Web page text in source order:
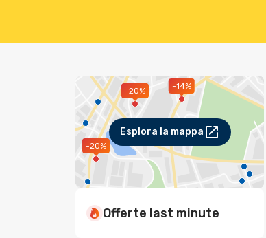
-20%
-20%
-14%
Esplora la mappa
Offerte last minute